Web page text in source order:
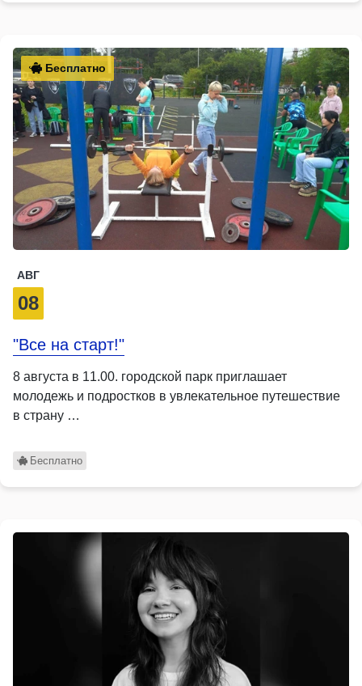
Бесплатно
АВГ
08
"Все на старт!"
8 августа в 11.00. городской парк приглашает
молодежь и подростков в увлекательное путешествие
в страну …
Бесплатно